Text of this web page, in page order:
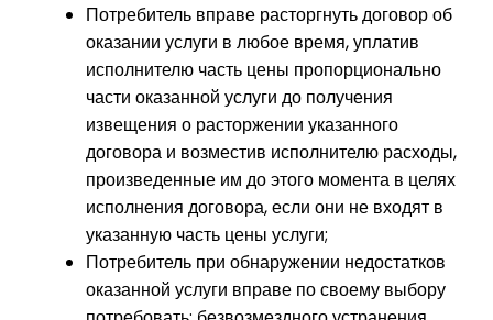
Потребитель вправе расторгнуть договор об
оказании услуги в любое время, уплатив
исполнителю часть цены пропорционально
части оказанной услуги до получения
извещения о расторжении указанного
договора и возместив исполнителю расходы,
произведенные им до этого момента в целях
исполнения договора, если они не входят в
указанную часть цены услуги;
Потребитель при обнаружении недостатков
оказанной услуги вправе по своему выбору